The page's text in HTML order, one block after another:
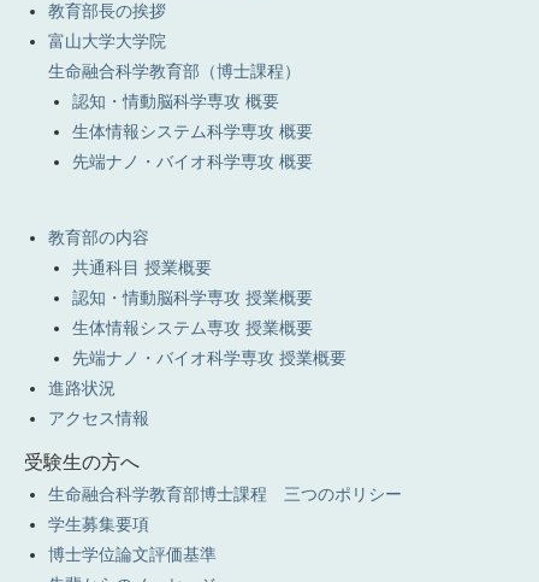
教育部長の挨拶
富山大学大学院
生命融合科学教育部（博士課程）
認知・情動脳科学専攻 概要
生体情報システム科学専攻 概要
先端ナノ・バイオ科学専攻 概要
教育部の内容
共通科目 授業概要
認知・情動脳科学専攻 授業概要
生体情報システム専攻 授業概要
先端ナノ・バイオ科学専攻 授業概要
進路状況
アクセス情報
受験生の方へ
生命融合科学教育部博士課程 三つのポリシー
学生募集要項
博士学位論文評価基準